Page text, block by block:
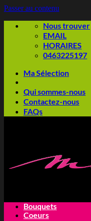
Passer au contenu
Nous trouver
EMAIL
HORAIRES
0463225197
Ma Sélection
Qui sommes-nous
Contactez-nous
FAQs
Bouquets
Coeurs